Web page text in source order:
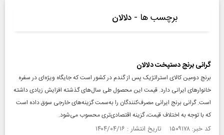
برچسب ها - دلالان
گرانی برنج دستپخت دلالان
برنج دومین کالای استراتژیک پس از گندم در کشور است که جایگاه ویژه‌ای در سفره
خانوارهای ایرانی دارد. قیمت این محصول طی سال‌های گذشته افزایش زیادی داشته
است. گرانی برنج ایرانی مصرف‌کنندگان را به‌سمت گزینه‌های خارجی سوق داده است
که با توجه به اختلاف قیمت، گزینه اقتصادی‌تری محسوب می‌شود.
کد خبر: ۱۵۰۹۱۷۸ تاریخ انتشار : ۱۴۰۴/۰۴/۱۶